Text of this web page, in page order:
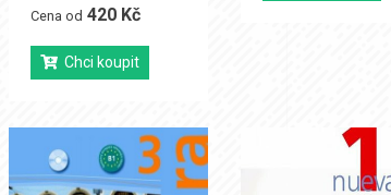
Cena od 420 Kč
Chci koupit